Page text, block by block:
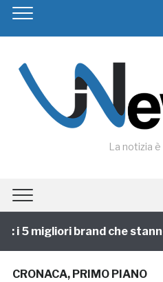
La notizia
5 migliori brand che stanno
CRONACA, PRIMO PIANO